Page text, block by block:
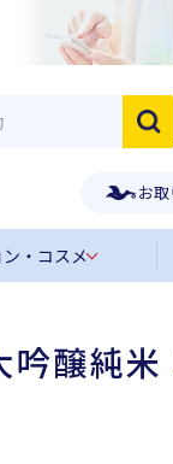
お
・コスメ
吟醸純